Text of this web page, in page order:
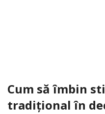
Cum să îmbin
tradițional în